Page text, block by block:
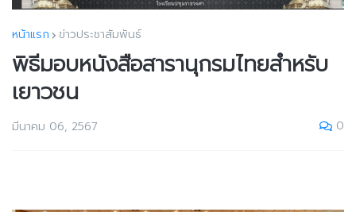
หน้าแรก ข่าวประชาสัมพันธ์
พิธีมอบหนังสือสารานุกรมไทยสำหรับ
เยาวชน
มีนาคม 06, 2567 0